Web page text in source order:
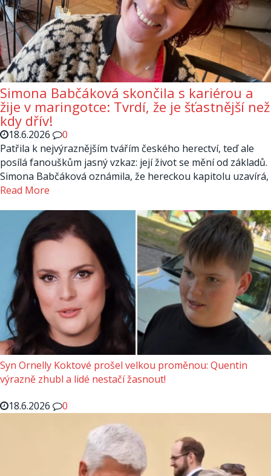
Simona Babčáková skončila s kariérou a
žije v maringotce: Tvrdí, že je šťastnější než
kdy dřív!
18.6.2026
0
Patřila k nejvýraznějším tvářím českého herectví, teď ale
posílá fanouškům jasný vzkaz: její život se mění od základů.
Simona Babčáková oznámila, že hereckou kapitolu uzavírá,
Read More
Syn Ornelly Koktové prošel velkou proměnou: Quentin
výrazně zhubl a lidé nestačí žasnout!
18.6.2026
0